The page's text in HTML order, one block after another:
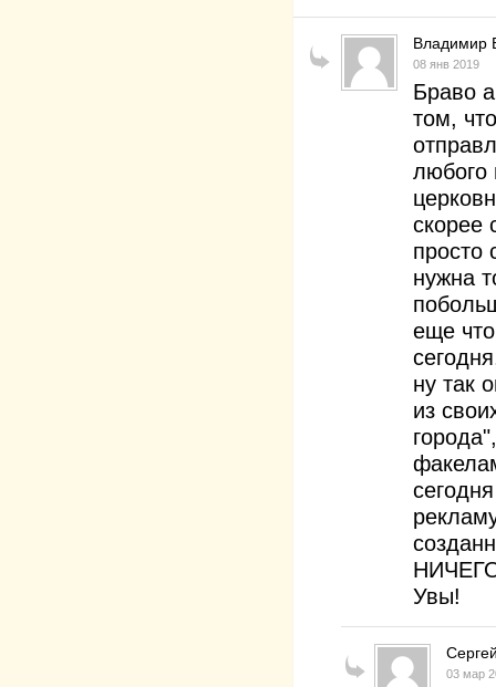
Владимир
08 янв 2019
Браво
том,
любого
скорее
просто
нужна
еще
ну так
из
Увы!
03 мар